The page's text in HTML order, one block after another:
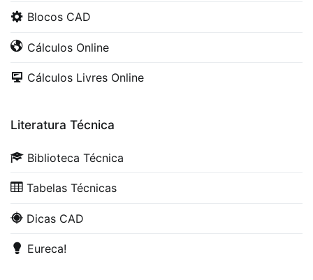
Blocos CAD
Cálculos Online
Cálculos Livres Online
Literatura Técnica
Biblioteca Técnica
Tabelas Técnicas
Dicas CAD
Eureca!